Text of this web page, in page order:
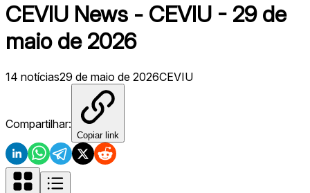
CEVIU News - CEVIU - 29 de
maio de 2026
14 notícias29 de maio de 2026CEVIU
Compartilhar:
Copiar link